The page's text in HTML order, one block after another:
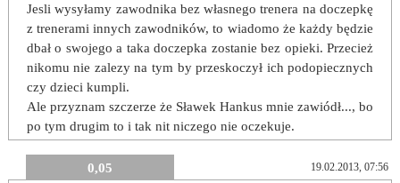
Jesli wysyłamy zawodnika bez własnego trenera na doczepkę
z trenerami innych zawodników, to wiadomo że każdy będzie
dbał o swojego a taka doczepka zostanie bez opieki. Przecież
nikomu nie zalezy na tym by przeskoczył ich podopiecznych
czy dzieci kumpli.
Ale przyznam szczerze że Sławek Hankus mnie zawiódł..., bo
po tym drugim to i tak nit niczego nie oczekuje.
0,05
19.02.2013, 07:56